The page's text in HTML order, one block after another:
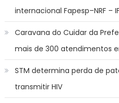
internacional Fapesp–NRF –
Caravana do Cuidar da
mais de 300 atendimentos
STM determina perda de
transmitir HIV